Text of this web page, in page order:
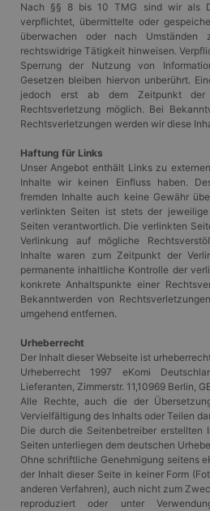
Nach §§ 8 bis 10 TMG sind wir als
verpflichtet, übermittelte oder
überwachen oder nach
rechtswidrige Tätigkeit hinweisen.
Sperrung der Nutzung von
Gesetzen bleiben hiervon unberührt.
jedoch erst ab dem Zeitpunkt der
Rechtsverletzung möglich. Bei
Rechtsverletzungen werden wir diese
Haftung für Links
Unser Angebot enthält Links zu
Inhalte wir keinen Einfluss haben.
fremden Inhalte auch keine Gewähr
verlinkten Seiten ist stets der
Seiten verantwortlich. Die verlinkten
Verlinkung auf mögliche
Inhalte waren zum Zeitpunkt der
permanente inhaltliche Kontrolle der
konkrete Anhaltspunkte einer
Bekanntwerden von
umgehend entfernen.
Urheberrecht
Der Inhalt dieser Webseite ist
Urheberrecht 1997 eKomi
Lieferanten, Zimmerstr. 11,10969 Berlin,
Alle Rechte, auch die der
Vervielfältigung des Inhalts oder Teilen
Die durch die Seitenbetreiber erstellten
Seiten unterliegen dem deutschen
Ohne schriftliche Genehmigung seitens
der Inhalt dieser Seite in keiner Form
anderen Verfahren), auch nicht zum
reproduziert oder unter